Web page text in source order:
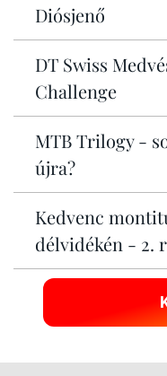
Diósjenő
DT Swiss
Challenge
MTB Trilogy -
újra?
Kedvenc
délvidékén - 2.